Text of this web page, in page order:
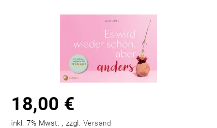
18,00 €
inkl. 7% Mwst. , zzgl. Versand